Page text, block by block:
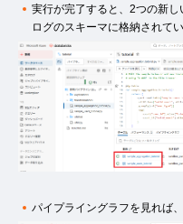
実行が完了すると、2つの新
ログのスキーマに格納されて
パイプライングラフを見れば